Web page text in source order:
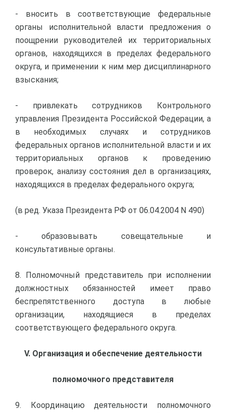
- вносить в соответствующие федеральные
органы исполнительной власти предложения о
поощрении руководителей их территориальных
органов, находящихся в пределах федерального
округа, и применении к ним мер дисциплинарного
взыскания;
- привлекать сотрудников Контрольного
управления Президента Российской Федерации, а
в необходимых случаях и сотрудников
федеральных органов исполнительной власти и их
территориальных органов к проведению
проверок, анализу состояния дел в организациях,
находящихся в пределах федерального округа;
(в ред. Указа Президента РФ от 06.04.2004 N 490)
- образовывать совещательные и
консультативные органы.
8. Полномочный представитель при исполнении
должностных обязанностей имеет право
беспрепятственного доступа в любые
организации, находящиеся в пределах
соответствующего федерального округа.
V. Организация и обеспечение деятельности
полномочного представителя
9. Координацию деятельности полномочного